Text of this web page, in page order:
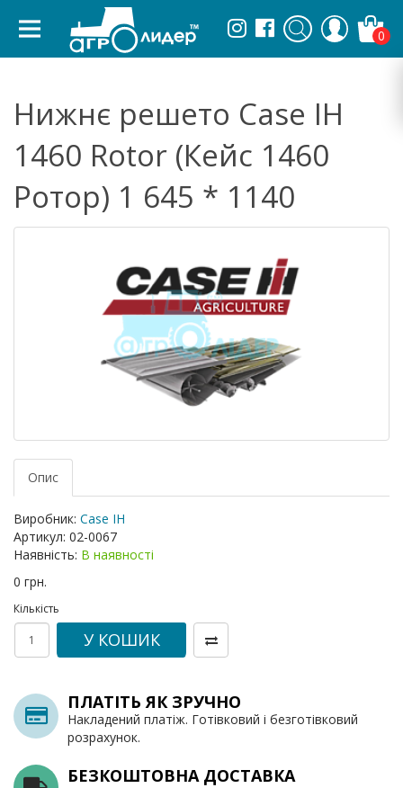
0
Нижнє решето Case IH
1460 Rotor (Кейс 1460
Ротор) 1 645 * 1140
Опис
Виробник: Case IH
Артикул: 02-0067
Наявність: В наявності
0 грн.
Кількість
У КОШИК
ПЛАТІТЬ ЯК ЗРУЧНО
Накладений платіж. Готівковий і безготівковий
розрахунок.
БЕЗКОШТОВНА ДОСТАВКА